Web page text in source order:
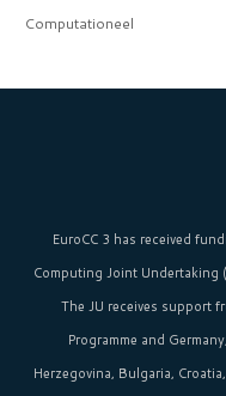
Computationeel
EuroCC 3 has received
Computing Joint Undertaking
The JU receives support
Programme and
Herzegovina, Bulgaria,